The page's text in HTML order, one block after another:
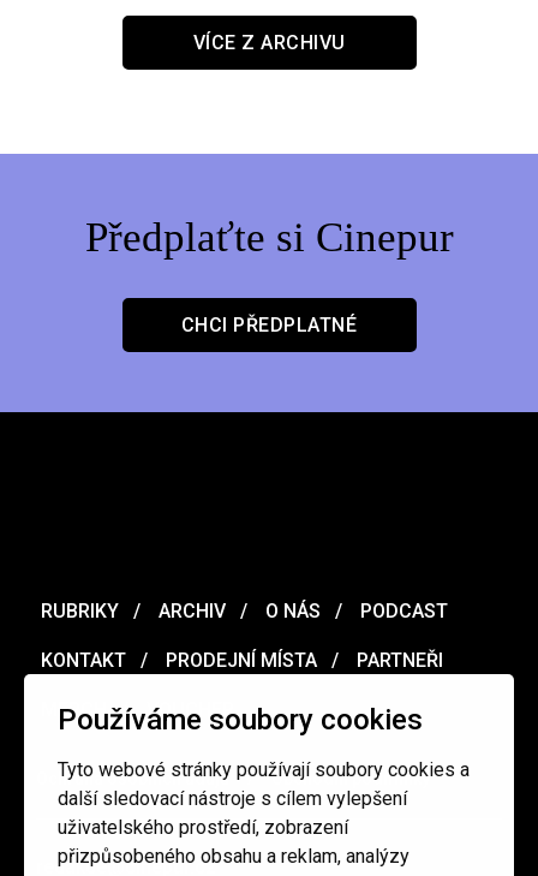
Používáme soubory cookies
Tyto webové stránky používají soubory cookies a
další sledovací nástroje s cílem vylepšení
uživatelského prostředí, zobrazení
přizpůsobeného obsahu a reklam, analýzy
VÍCE Z ARCHIVU
Předplaťte si Cinepur
CHCI PŘEDPLATNÉ
RUBRIKY ARCHIV O NÁS PODCAST
KONTAKT PRODEJNÍ MÍSTA PARTNEŘI
MERCH VOUCHER
Ochrana osobních údajů / Obchodní podmínky
redakce@cinepur.cz